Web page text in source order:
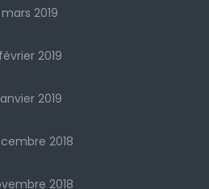
mars 2019
février 2019
2019
2018
2018